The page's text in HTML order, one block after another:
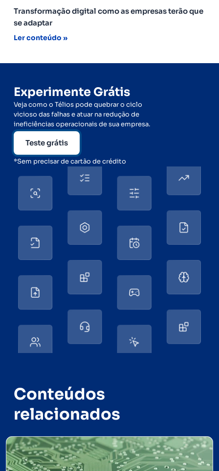
Transformação digital como as empresas terão que
se adaptar
Ler conteúdo »
Experimente Grátis
Veja como o Télios pode quebrar o ciclo
vicioso das falhas e atuar na redução de
ineficiências operacionais de sua empresa.
Teste grátis
*Sem precisar de cartão de crédito
Conteúdos
relacionados